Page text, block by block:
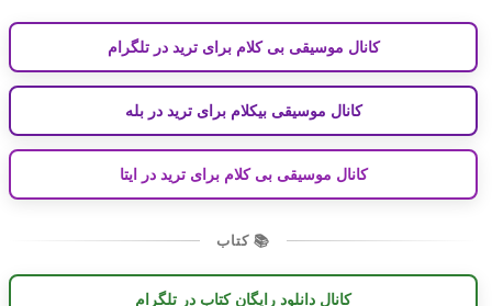
کانال موسیقی بی کلام برای ترید در تلگرام
کانال موسیقی بیکلام برای ترید در بله
کانال موسیقی بی کلام برای ترید در ایتا
📚 کتاب
کانال دانلود رایگان کتاب در تلگرام